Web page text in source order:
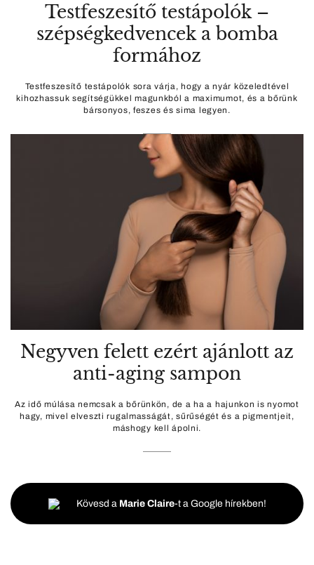
Testfeszesítő testápolók –
szépségkedvencek a bomba
formához
Testfeszesítő testápolók sora várja, hogy a nyár közeledtével
kihozhassuk segítségükkel magunkból a maximumot, és a bőrünk
bársonyos, feszes és sima legyen.
Negyven felett ezért ajánlott az
anti-aging sampon
Az idő múlása nemcsak a bőrünkön, de a ha a hajunkon is nyomot
hagy, mivel elveszti rugalmasságát, sűrűségét és a pigmentjeit,
máshogy kell ápolni.
Kövesd a Marie Claire-t a Google hírekben!